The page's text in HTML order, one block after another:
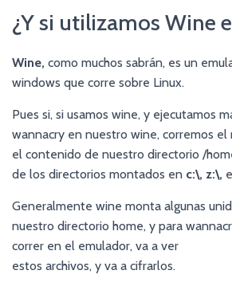
¿Y si utilizamos Wine
Wine, como muchos sabrán, es un
windows que corre sobre Linux.
Pues si, si usamos wine, y ejecutamos
wannacry en nuestro wine, corremos
el contenido de nuestro directorio /
de los directorios montados en c:\, z:\,
Generalmente wine monta algunas
nuestro directorio home, y para
correr en el emulador, va a ver
estos archivos, y va a cifrarlos.